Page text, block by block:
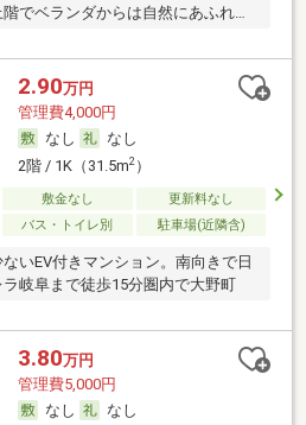
でベランダからは自然にあふれた
2.90万円
管理費4,000円
なし
なし
2階 / 1K（31.5m2）
敷金なし
更新料なし
バス・トイレ別 駐車場(近隣含)
いEV付きマンション。南向きで日
岐阜まで徒歩15分圏内で大野町
3.80万円
管理費5,000円
なし
なし